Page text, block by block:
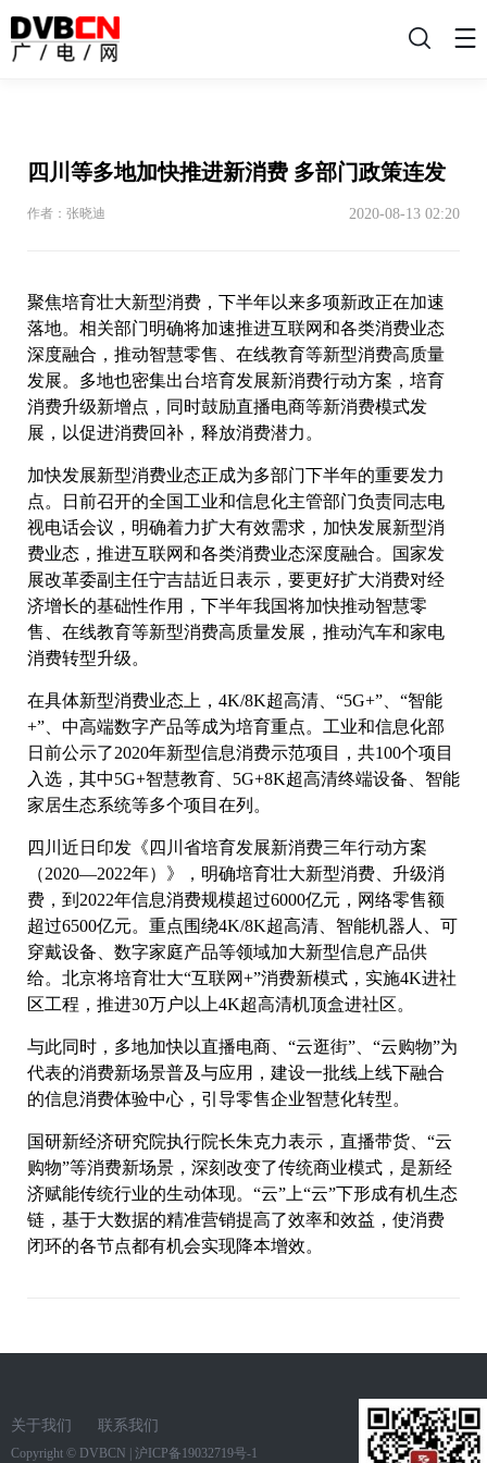
搜
四川等多地加快推进新消费 多部门政策连发
作者：张晓迪 2020-08-13 02:20
聚焦培育壮大新型消费，下半年以来多项新政正在加速
落地。相关部门明确将加速推进互联网和各类消费业态
深度融合，推动智慧零售、在线教育等新型消费高质量
发展。多地也密集出台培育发展新消费行动方案，培育
消费升级新增点，同时鼓励直播电商等新消费模式发
展，以促进消费回补，释放消费潜力。
加快发展新型消费业态正成为多部门下半年的重要发力
点。日前召开的全国工业和信息化主管部门负责同志电
视电话会议，明确着力扩大有效需求，加快发展新型消
费业态，推进互联网和各类消费业态深度融合。国家发
展改革委副主任宁吉喆近日表示，要更好扩大消费对经
济增长的基础性作用，下半年我国将加快推动智慧零
售、在线教育等新型消费高质量发展，推动汽车和家电
消费转型升级。
在具体新型消费业态上，4K/8K超高清、“5G+”、“智能
+”、中高端数字产品等成为培育重点。工业和信息化部
日前公示了2020年新型信息消费示范项目，共100个项目
入选，其中5G+智慧教育、5G+8K超高清终端设备、智能
家居生态系统等多个项目在列。
四川近日印发《四川省培育发展新消费三年行动方案
（2020—2022年）》，明确培育壮大新型消费、升级消
费，到2022年信息消费规模超过6000亿元，网络零售额
超过6500亿元。重点围绕4K/8K超高清、智能机器人、可
穿戴设备、数字家庭产品等领域加大新型信息产品供
给。北京将培育壮大“互联网+”消费新模式，实施4K进社
区工程，推进30万户以上4K超高清机顶盒进社区。
与此同时，多地加快以直播电商、“云逛街”、“云购物”为
代表的消费新场景普及与应用，建设一批线上线下融合
的信息消费体验中心，引导零售企业智慧化转型。
国研新经济研究院执行院长朱克力表示，直播带货、“云
购物”等消费新场景，深刻改变了传统商业模式，是新经
济赋能传统行业的生动体现。“云”上“云”下形成有机生态
链，基于大数据的精准营销提高了效率和效益，使消费
闭环的各节点都有机会实现降本增效。
关于我们 联系我们
Copyright © DVBCN 沪ICP备19032719号-1